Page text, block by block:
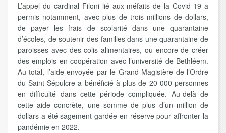
L’appel du cardinal Filoni lié aux méfaits de la Covid-19 a
permis notamment, avec plus de trois millions de dollars,
de payer les frais de scolarité dans une quarantaine
d’écoles, de soutenir des familles dans une quarantaine de
paroisses avec des colis alimentaires, ou encore de créer
des emplois en coopération avec l’université de Bethléem.
Au total, l’aide envoyée par le Grand Magistère de l’Ordre
du Saint-Sépulcre a bénéficié à plus de 20 000 personnes
en difficulté dans cette période compliquée. Au-delà de
cette aide concrète, une somme de plus d’un million de
dollars a été sagement gardée en réserve pour affronter la
pandémie en 2022.